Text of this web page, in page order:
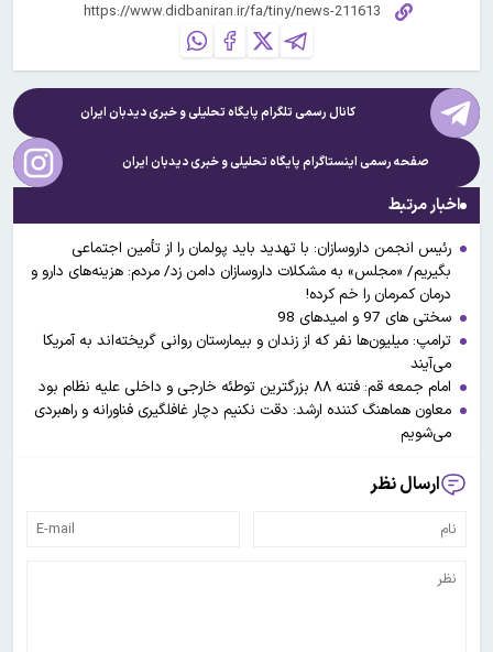
کانال رسمی تلگرام پایگاه تحلیلی و خبریدیدبان ایران
صفحه رسمی اینستاگرام پایگاه تحلیلی و خبریدیدبان ایران
اخبار مرتبط
رئیس انجمن داروسازان: با تهدید باید پولمان را از تأمین اجتماعی
بگیریم/ «مجلس» به مشکلات داروسازان دامن زد/ مردم: هزینه‌های دارو و
درمان کمرمان را خم کرده!
سختی های 97 و امیدهای 98
ترامپ: میلیون‌ها نفر که از زندان و بیمارستان روانی گریخته‌اند به آمریکا
می‌آیند
امام جمعه قم: فتنه ۸۸ بزرگترین توطئه خارجی و داخلی علیه نظام بود
معاون هماهنگ کننده ارشد: دقت نکنیم دچار غافلگیری فناورانه و راهبردی
می‌شویم
ارسال نظر